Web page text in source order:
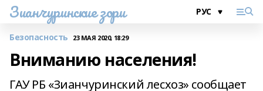
Зианчуринские зори
Безопасность 23 МАЯ 2020, 18:29
Вниманию населения!
ГАУ РБ «Зианчуринский лесхоз» сообщает